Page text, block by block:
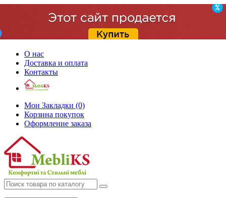
О нас
Доставка и оплата
Контакты
Мои Закладки (0)
Корзина покупок
Оформление заказа